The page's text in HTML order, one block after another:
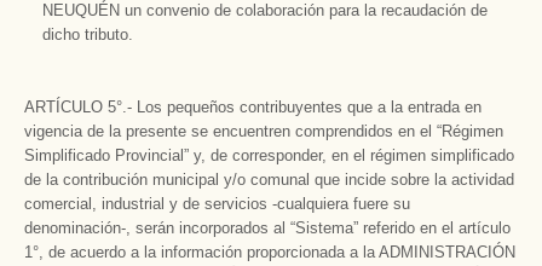
NEUQUÉN un convenio de colaboración para la recaudación de
dicho tributo.
ARTÍCULO 5°.- Los pequeños contribuyentes que a la entrada en
vigencia de la presente se encuentren comprendidos en el “Régimen
Simplificado Provincial” y, de corresponder, en el régimen simplificado
de la contribución municipal y/o comunal que incide sobre la actividad
comercial, industrial y de servicios -cualquiera fuere su
denominación-, serán incorporados al “Sistema” referido en el artículo
1°, de acuerdo a la información proporcionada a la ADMINISTRACIÓN